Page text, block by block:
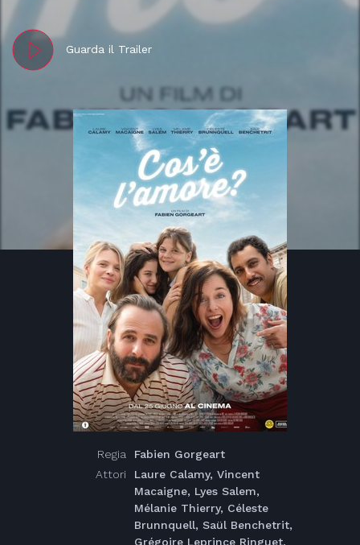
Guarda il Trailer
Regia
Fabien Gorgeart
Attori
Laure Calamy, Vincent
Macaigne, Lyes Salem,
Mélanie Thierry, Céleste
Brunnquell, Saül Benchetrit,
Grégoire Leprince Ringuet,